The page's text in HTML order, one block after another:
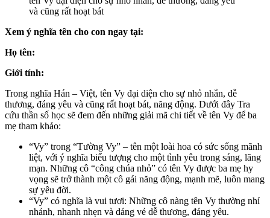
và cũng rất hoạt bát
Xem ý nghĩa tên cho con ngay tại:
Họ tên:
Giới tính:
Trong nghĩa Hán – Việt, tên Vy đại diện cho sự nhỏ nhắn, dễ
thương, đáng yêu và cũng rất hoạt bát, năng động. Dưới đây Tra
cứu thần số học sẽ đem đến những giải mã chi tiết về tên Vy để ba
mẹ tham khảo:
“Vy” trong “Tường Vy” – tên một loài hoa có sức sống mãnh
liệt, với ý nghĩa biểu tượng cho một tình yêu trong sáng, lãng
mạn. Những cô “công chúa nhỏ” có tên Vy được ba mẹ hy
vọng sẽ trở thành một cô gái năng động, mạnh mẽ, luôn mang
sự yêu đời.
“Vy” có nghĩa là vui tươi: Những cô nàng tên Vy thường nhí
nhảnh, nhanh nhẹn và dáng vẻ dễ thương, đáng yêu.